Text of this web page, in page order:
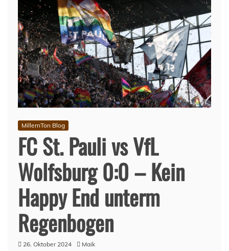
MillernTon Blog
FC St. Pauli vs VfL
Wolfsburg 0:0 – Kein
Happy End unterm
Regenbogen
26. Oktober 2024 Maik